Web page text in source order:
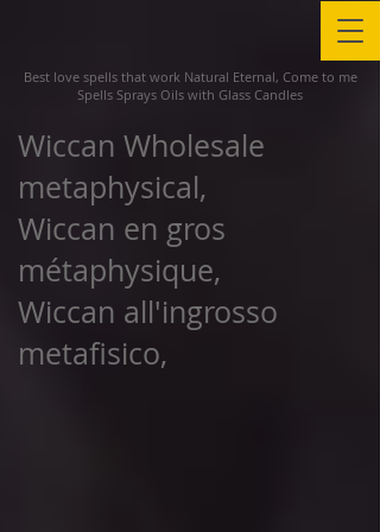
Best love spells that work Natural Eternal, Come to me
Spells Sprays Oils with Glass Candles
Wiccan Wholesale
metaphysical,
Wiccan en gros
métaphysique,
Wiccan all'ingrosso
metafisico,